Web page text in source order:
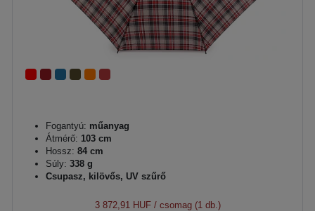
Fogantyú: műanyag
Átmérő: 103 cm
Hossz: 84 cm
Súly: 338 g
Csupasz, kilövős, UV szűrő
3 872,91 HUF/ csomag (1 db.)